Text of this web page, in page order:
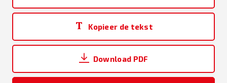
Kopieer de tekst
Download PDF